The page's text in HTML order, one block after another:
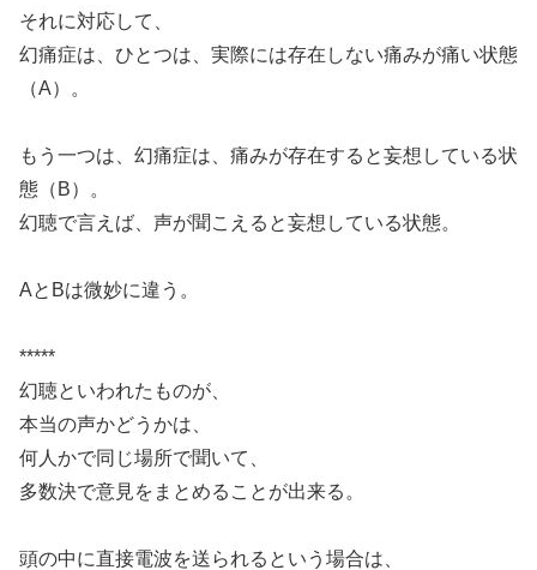
それに対応して、
幻痛症は、ひとつは、実際には存在しない痛みが痛い状態
（A）。
もう一つは、幻痛症は、痛みが存在すると妄想している状
態（B）。
幻聴で言えば、声が聞こえると妄想している状態。
AとBは微妙に違う。
*****
幻聴といわれたものが、
本当の声かどうかは、
何人かで同じ場所で聞いて、
多数決で意見をまとめることが出来る。
頭の中に直接電波を送られるという場合は、